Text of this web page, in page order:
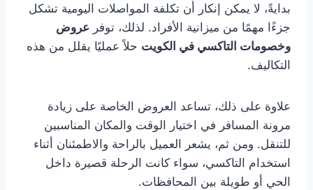
بدايةً، لا يمكن إنكار أن تكلفة المواصلات اليومية تشكل
جزءًا مهمًا من ميزانية الأفراد. لذلك، توفر عروض
وخصومات التاكسي في الكويت حلاً عمليًا يقلل من هذه
التكاليف.
علاوة على ذلك، تساعد العروض الخاصة على زيادة
مرونة المسافر في اختيار الوقت والمكان المناسبين
للتنقل. ومن ثم، يشعر العميل بالراحة والاطمئنان أثناء
استخدام التاكسي، سواء كانت الرحلة قصيرة داخل
الحي أو طويلة بين المحافظات.